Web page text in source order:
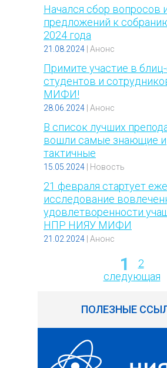
Начался сбор вопросов
предложений к
2024 года
21.08.2024 Анонс
Примите участие в
студентов и
МИФИ!
28.06.2024 Анонс
В список лучших
вошли самые знающие и
тактичные
15.05.2024 Новость
21 февраля стартует
исследование
удовлетворенности
НПР НИЯУ МИФИ
21.02.2024 Анонс
Страницы
1
2
следующая
ПОЛЕЗНЫЕ